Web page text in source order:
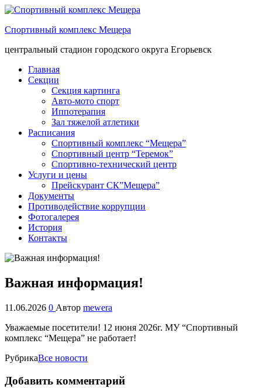
Спортивный комплекс Мещера
центральный стадион городского округа Егорьевск
Главная
Секции
Секция картинга
Авто-мото спорт
Иппотерапия
Зал тяжелой атлетики
Расписания
Спортивный комплекс “Мещера”
Спортивный центр “Теремок”
Спортивно-технический центр
Услуги и цены
Прейскурант СК”Мещера”
Документы
Противодействие коррупции
Фотогалерея
История
Контакты
Важная информация!
11.06.2026 0 Автор mewera
Уважаемые посетители! 12 июня 2026г. МУ “Спортивный
комплекс “Мещера” не работает!
РубрикаВсе новости
Добавить комментарий